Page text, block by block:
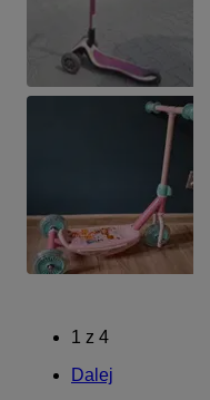
1 z 4
Dalej